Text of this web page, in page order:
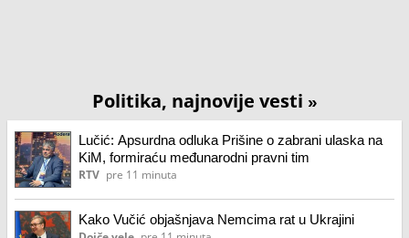
Politika, najnovije vesti »
Lučić: Apsurdna odluka Prišine o zabrani ulaska na
KiM, formiraću međunarodni pravni tim
RTV pre 11 minuta
Kako Vučić objašnjava Nemcima rat u Ukrajini